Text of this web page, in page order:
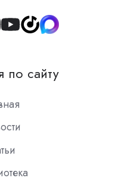
Join
Slack
по сайту